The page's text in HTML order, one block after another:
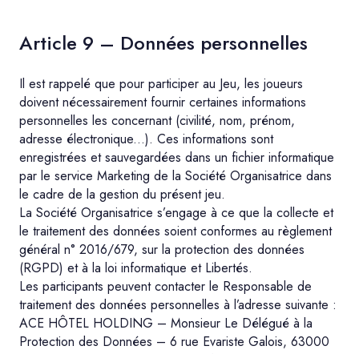
Article 9 – Données personnelles
Il est rappelé que pour participer au Jeu, les joueurs
doivent nécessairement fournir certaines informations
personnelles les concernant (civilité, nom, prénom,
adresse électronique...). Ces informations sont
enregistrées et sauvegardées dans un fichier informatique
par le service Marketing de la Société Organisatrice dans
le cadre de la gestion du présent jeu.
La Société Organisatrice s’engage à ce que la collecte et
le traitement des données soient conformes au règlement
général n° 2016/679, sur la protection des données
(RGPD) et à la loi informatique et Libertés.
Les participants peuvent contacter le Responsable de
traitement des données personnelles à l’adresse suivante :
ACE HÔTEL HOLDING – Monsieur Le Délégué à la
Protection des Données – 6 rue Evariste Galois, 63000